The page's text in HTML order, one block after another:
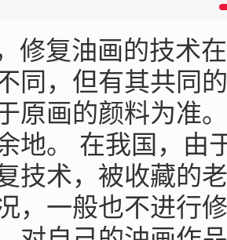
修复油画的技术
同，但有其共同
原画的颜料为准
地。 在我国，由
技术，被收藏的
，一般也不进行